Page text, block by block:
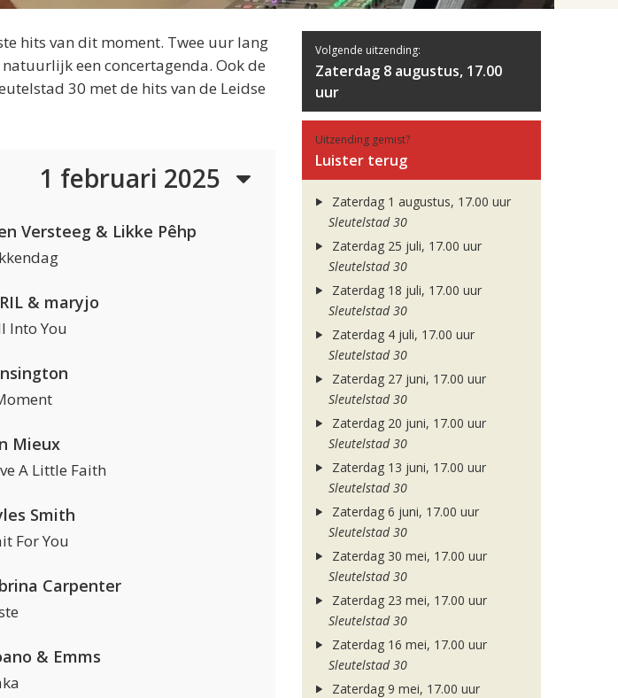
hits van dit moment. Twee uur lang
een concertagenda. Ook de
30 met de hits van de Leidse
1 februari 2025
Versteeg & Likke Pêhp
& maryjo
Into You
Mieux
A Little Faith
Smith
For You
Carpenter
& Emms
Volgende uitzending:
Zaterdag 8 augustus, 17.00
uur
Uitzending gemist?
Luister terug
Zaterdag 1 augustus, 17.00 uur
Sleutelstad 30
Zaterdag 25 juli, 17.00 uur
Sleutelstad 30
Zaterdag 18 juli, 17.00 uur
Sleutelstad 30
Zaterdag 4 juli, 17.00 uur
Sleutelstad 30
Zaterdag 27 juni, 17.00 uur
Sleutelstad 30
Zaterdag 20 juni, 17.00 uur
Sleutelstad 30
Zaterdag 13 juni, 17.00 uur
Sleutelstad 30
Zaterdag 6 juni, 17.00 uur
Sleutelstad 30
Zaterdag 30 mei, 17.00 uur
Sleutelstad 30
Zaterdag 23 mei, 17.00 uur
Sleutelstad 30
Zaterdag 16 mei, 17.00 uur
Sleutelstad 30
Zaterdag 9 mei, 17.00 uur